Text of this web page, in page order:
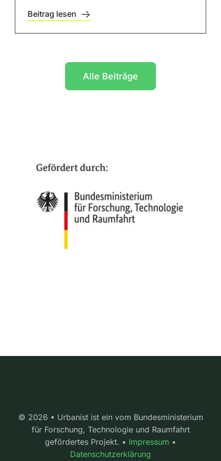
Beitrag lesen
Alle Beiträge
© 2026 • Urbanist ist ein vom Bundesministerium
für Forschung, Technologie und Raumfahrt
gefördertes Projekt. • Impressum •
Datenschutzerklärung